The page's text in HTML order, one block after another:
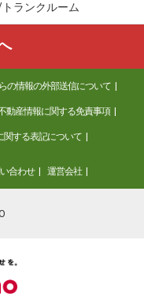
ランクルーム
の情報の外部送信について
動産情報に関する免責事項
関する表記について
合わせ 運営会社